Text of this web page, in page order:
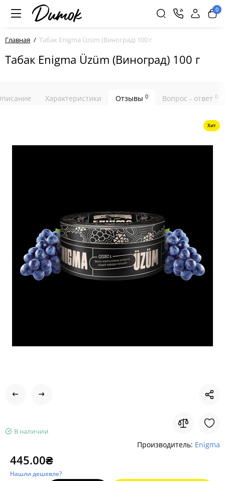
0
Главная Табак Enigma Üzüm (Виноград) 100 г
Табак Enigma Üzüm (Виноград) 100 г
Характеристики Отзывы 0 Вопрос - ответ 0
Хит
В наличии
Производитель: Enigma
445.00₴
Нашли дешевле?